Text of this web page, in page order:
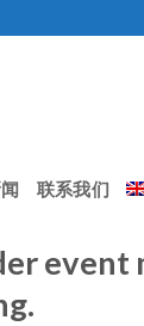
联系我们